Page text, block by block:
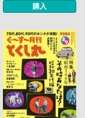
購入